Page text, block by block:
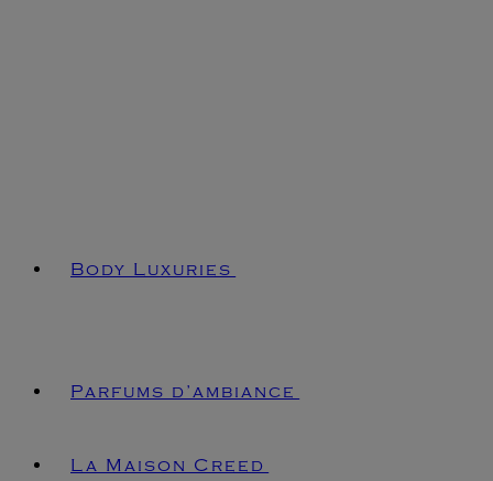
Body Luxuries
Parfums d’ambiance
La Maison Creed